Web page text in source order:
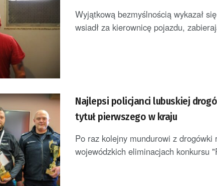
Wyjątkową bezmyślnością wykazał
wsiadł za kierownicę pojazdu,
Najlepsi policjanci lubuskiej
tytuł pierwszego w kraju
Po raz kolejny mundurowi z
wojewódzkich eliminacjach konkursu